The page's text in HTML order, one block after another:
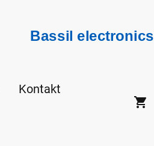
Bassil electronics
Kontakt